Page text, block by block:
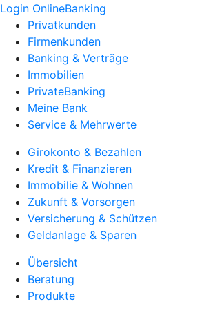
Login OnlineBanking
Privatkunden
Firmenkunden
Banking & Verträge
Immobilien
PrivateBanking
Meine Bank
Service & Mehrwerte
Girokonto & Bezahlen
Kredit & Finanzieren
Immobilie & Wohnen
Zukunft & Vorsorgen
Versicherung & Schützen
Geldanlage & Sparen
Übersicht
Beratung
Produkte